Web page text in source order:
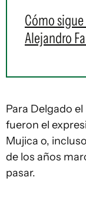
Cómo
Alejandro
Para Delgado el
fueron el
Mujica o,
de los años
pasar.